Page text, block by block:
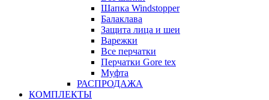
Шапка Windstopper
Балаклава
Защита лица и шеи
Варежки
Все перчатки
Перчатки Gore tex
Муфта
РАСПРОДАЖА
КОМПЛЕКТЫ